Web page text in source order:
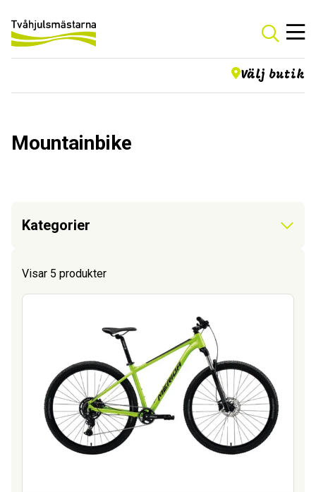
Välj butik
Mountainbike
Kategorier
Visar 5 produkter